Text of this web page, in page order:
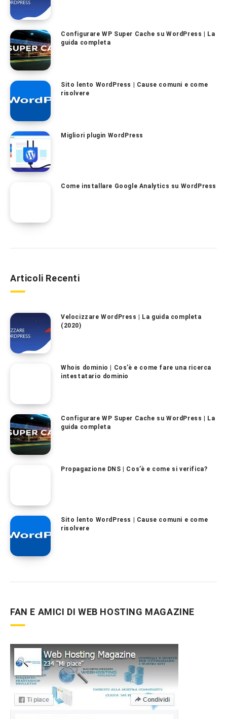
Configurare WP Super Cache su WordPress | La
guida completa
Sito lento WordPress | Cause comuni e come
risolvere
Migliori plugin WordPress
Come installare Google Analytics su WordPress
Articoli Recenti
Velocizzare WordPress | La guida completa
(2020)
Whois dominio | Cos’è e come fare una ricerca
intestatario dominio
Configurare WP Super Cache su WordPress | La
guida completa
Propagazione DNS | Cos’è e come si verifica?
Sito lento WordPress | Cause comuni e come
risolvere
FAN E AMICI DI WEB HOSTING MAGAZINE